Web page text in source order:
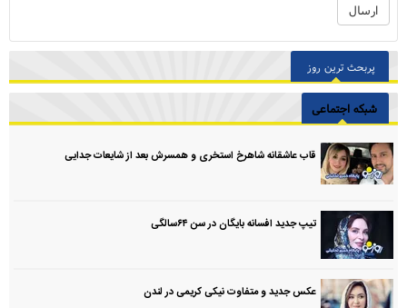
پربحث ترین روز
شبکه اجتماعی
قاب عاشقانه شاهرخ استخری و همسرش بعد از شایعات جدایی
تیپ جدید افسانه بایگان در سن ۶۴سالگی
عکس جدید و متفاوت نیکی کریمی در لندن